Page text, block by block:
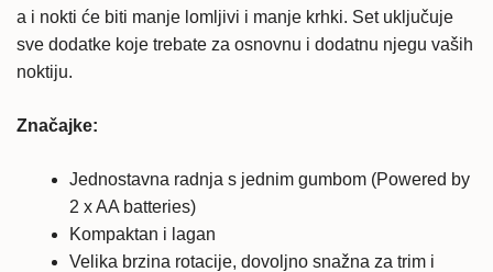
a i nokti će biti manje lomljivi i manje krhki. Set uključuje
sve dodatke koje trebate za osnovnu i dodatnu njegu vaših
noktiju.
Značajke:
Jednostavna radnja s jednim gumbom (Powered by
2 x AA batteries)
Kompaktan i lagan
Velika brzina rotacije, dovoljno snažna za trim i